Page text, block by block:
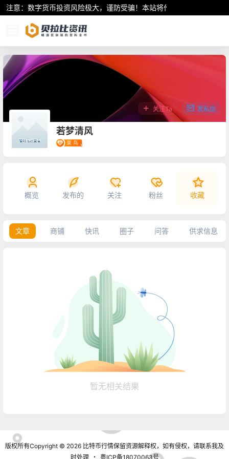
注意：数字货币投资风险极大，谨防受骗！本站将作为行业资讯共享
若梦清风
关注Ta 发私信
概览 发布的 关注 粉丝 收藏
文章 商铺 快讯 圈子 问答 供求信息
暂无相关结果
版权所有Copyright © 2026 比特币行情保留资源解释权，如有侵权，请联系我及
时处理
・ 粤ICP备18070063号